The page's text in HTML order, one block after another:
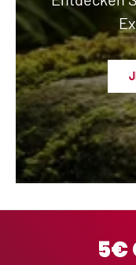
5€